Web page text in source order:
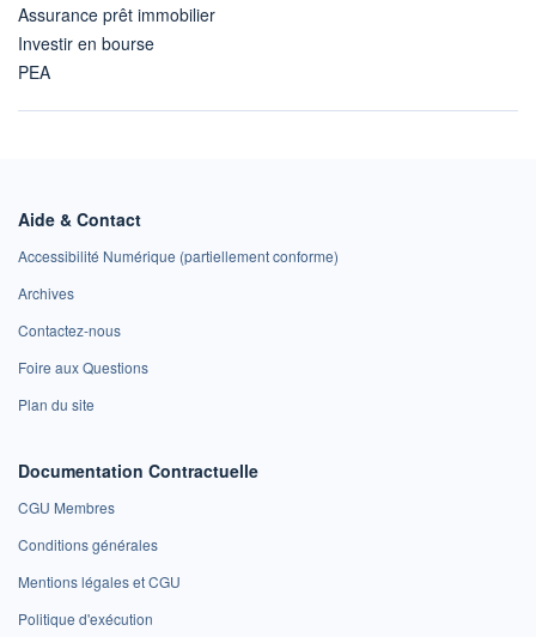
Assurance prêt immobilier
Investir en bourse
PEA
Aide & Contact
Accessibilité Numérique (partiellement conforme)
Archives
Contactez-nous
Foire aux Questions
Plan du site
Documentation Contractuelle
CGU Membres
Conditions générales
Mentions légales et CGU
Politique d'exécution